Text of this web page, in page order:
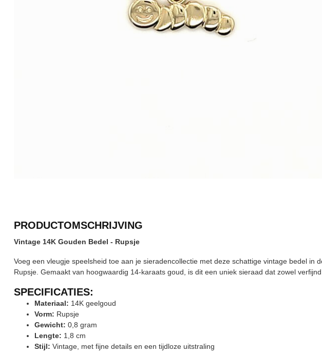
PRODUCTOMSCHRIJVING
Vintage 14K Gouden Bedel - Rupsje
Voeg een vleugje speelsheid toe aan je sieradencollectie met deze schattige vintage bedel in
Rupsje. Gemaakt van hoogwaardig 14-karaats goud, is dit een uniek sieraad dat zowel
SPECIFICATIES:
Materiaal: 14K geelgoud
Vorm: Rupsje
Gewicht: 0,8 gram
Lengte: 1,8 cm
Stijl: Vintage, met fijne details en een tijdloze uitstraling